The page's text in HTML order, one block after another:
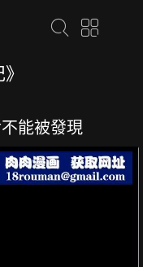
能被發現